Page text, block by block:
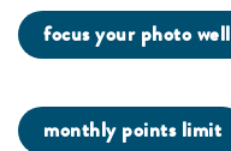
focus your photo well
monthly points limit